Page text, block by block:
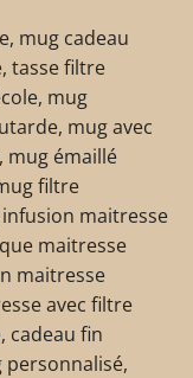
mug cadeau
tasse filtre
mug
mug avec
mug émaillé
filtre
infusion maitresse
maitresse
maitresse
avec filtre
cadeau fin
personnalisé,